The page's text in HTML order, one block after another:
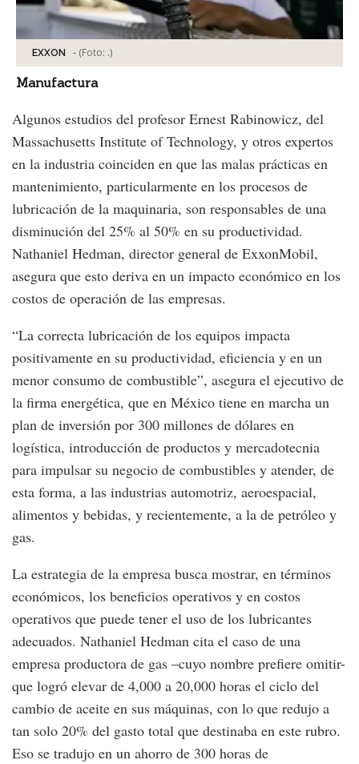
EXXON - (Foto: .)
Manufactura
Algunos estudios del profesor Ernest Rabinowicz, del
Massachusetts Institute of Technology, y otros expertos
en la industria coinciden en que las malas prácticas en
mantenimiento, particularmente en los procesos de
lubricación de la maquinaria, son responsables de una
disminución del 25% al 50% en su productividad.
Nathaniel Hedman, director general de ExxonMobil,
asegura que esto deriva en un impacto económico en los
costos de operación de las empresas.
“La correcta lubricación de los equipos impacta
positivamente en su productividad, eficiencia y en un
menor consumo de combustible”, asegura el ejecutivo de
la firma energética, que en México tiene en marcha un
plan de inversión por 300 millones de dólares en
logística, introducción de productos y mercadotecnia
para impulsar su negocio de combustibles y atender, de
esta forma, a las industrias automotriz, aeroespacial,
alimentos y bebidas, y recientemente, a la de petróleo y
gas.
La estrategia de la empresa busca mostrar, en términos
económicos, los beneficios operativos y en costos
operativos que puede tener el uso de los lubricantes
adecuados. Nathaniel Hedman cita el caso de una
empresa productora de gas –cuyo nombre prefiere omitir-
que logró elevar de 4,000 a 20,000 horas el ciclo del
cambio de aceite en sus máquinas, con lo que redujo a
tan solo 20% del gasto total que destinaba en este rubro.
Eso se tradujo en un ahorro de 300 horas de